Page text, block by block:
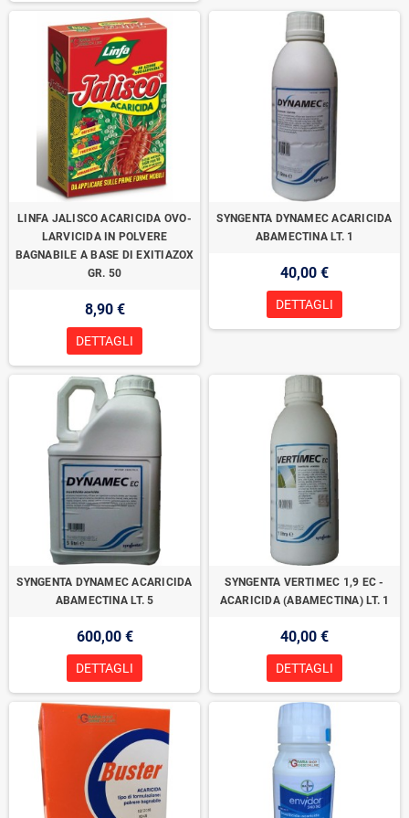
LINFA JALISCO ACARICIDA OVO-
LARVICIDA IN POLVERE
BAGNABILE A BASE DI EXITIAZOX
GR. 50
8,90 €
DETTAGLI
SYNGENTA DYNAMEC ACARICIDA
ABAMECTINA LT. 1
40,00 €
DETTAGLI
SYNGENTA DYNAMEC ACARICIDA
ABAMECTINA LT. 5
600,00 €
DETTAGLI
SYNGENTA VERTIMEC 1,9 EC -
ACARICIDA (ABAMECTINA) LT. 1
40,00 €
DETTAGLI